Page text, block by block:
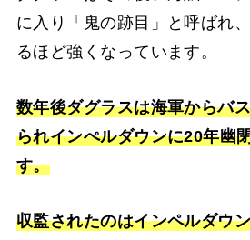
に入り「鬼の跡目」と呼ばれ
るほど強くなっています。
数年後ダグラスは海軍からバ
られインぺルダウンに20年幽
す。
収監されたのはインペルダ